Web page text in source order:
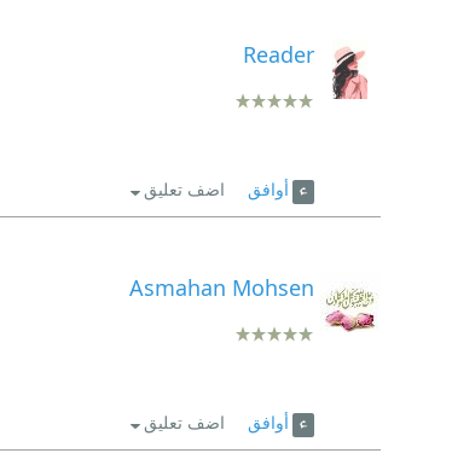
Reader
أوافق اضف تعليق
Asmahan Mohsen
أوافق اضف تعليق